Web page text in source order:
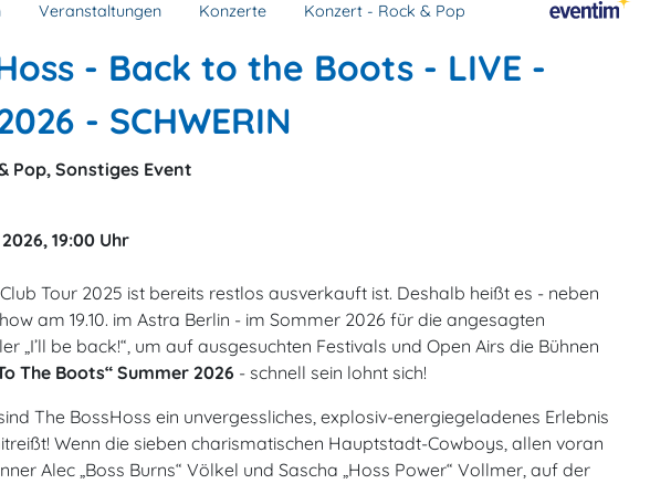
Veranstaltungen Konzerte Konzert - Rock & Pop
- Back to the Boots - LIVE -
- SCHWERIN
Pop, Sonstiges Event
19:00 Uhr
Tour 2025 ist bereits restlos ausverkauft ist. Deshalb heißt es - neben
am 19.10. im Astra Berlin - im Sommer 2026 für die angesagten
„I’ll be back!“, um auf ausgesuchten Festivals und Open Airs die Bühnen
The Boots“ Summer 2026 - schnell sein lohnt sich!
The BossHoss ein unvergessliches, explosiv-energiegeladenes Erlebnis
Wenn die sieben charismatischen Hauptstadt-Cowboys, allen voran
Alec „Boss Burns“ Völkel und Sascha „Hoss Power“ Vollmer, auf der